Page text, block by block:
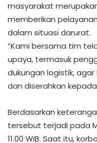
masyarakat
memberikan
dalam situasi darurat.
“Kami bersama tim
upaya, termasuk
dukungan logistik,
dan diserahkan
Berdasarkan
tersebut terjadi pada
11.00 WIB. Saat itu,